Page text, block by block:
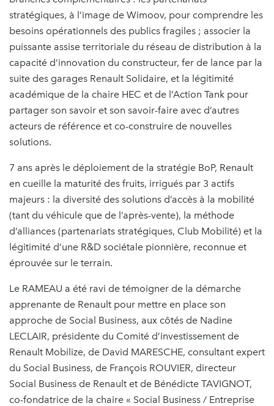
stratégiques, à l’image de Wimoov, pour comprendre les
besoins opérationnels des publics fragiles ; associer la
puissante assise territoriale du réseau de distribution à la
capacité d’innovation du constructeur, fer de lance par la
suite des garages Renault Solidaire, et la légitimité
académique de la chaire HEC et de l’Action Tank pour
partager son savoir et son savoir-faire avec d’autres
acteurs de référence et co-construire de nouvelles
solutions.
7 ans après le déploiement de la stratégie BoP, Renault
en cueille la maturité des fruits, irrigués par 3 actifs
majeurs : la diversité des solutions d’accès à la mobilité
(tant du véhicule que de l’après-vente), la méthode
d’alliances (partenariats stratégiques, Club Mobilité) et la
légitimité d’une R&D sociétale pionnière, reconnue et
éprouvée sur le terrain.
Le RAMEAU a été ravi de témoigner de la démarche
apprenante de Renault pour mettre en place son
approche de Social Business, aux côtés de Nadine
LECLAIR, présidente du Comité d’investissement de
Renault Mobilize, de David MARESCHE, consultant expert
du Social Business, de François ROUVIER, directeur
Social Business de Renault et de Bénédicte TAVIGNOT,
co-fondatrice de la chaire « Social Business / Entreprise